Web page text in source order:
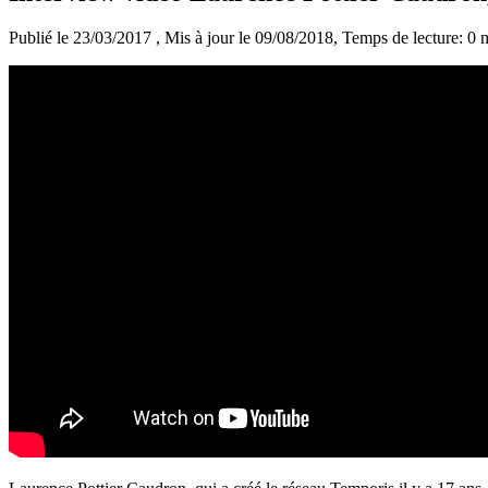
Publié le 23/03/2017 , Mis à jour le 09/08/2018, Temps de lecture: 0